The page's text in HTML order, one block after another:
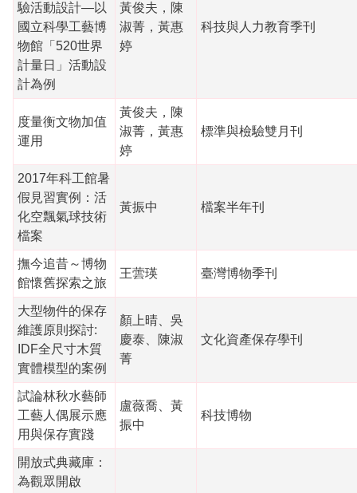
驗活動設計―以
國立科學工藝博
物館「520世界
計量日」活動設
計為例
黃俊夫，陳
淑菁，黃惠
婷
科技與人力教育季刊
度量衡文物加值
運用
黃俊夫，陳
淑菁，黃惠
婷
標準與檢驗雙月刊
2017年科工館暑
假見習實例：活
化空飄氣球技術
檔案
黃振中 檔案半年刊
撫今追昔～博物
館懷舊探索之旅
王蕓瑛 臺灣博物季刊
大型物件的保存
維護原則探討:
IDF全尺寸木質
實體模型的案例
顏上晴、吳
慶泰、陳淑
菁
文化資產保存學刊
試論林秋水藝師
工藝人偶展示應
用與保存實踐
盧薇喬、黃
振中
科技博物
開放式典藏庫：
為觀眾開啟